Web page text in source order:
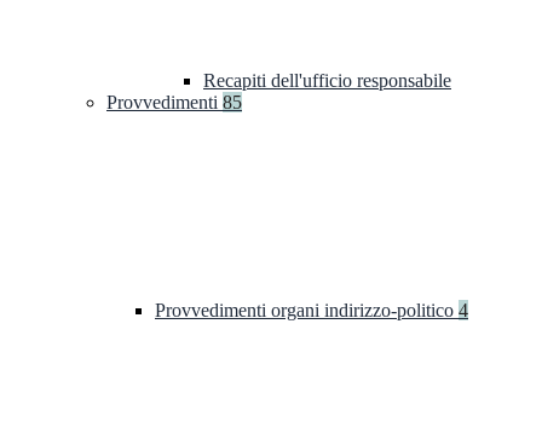
Recapiti dell'ufficio responsabile
Provvedimenti 85
Provvedimenti organi indirizzo-politico 4